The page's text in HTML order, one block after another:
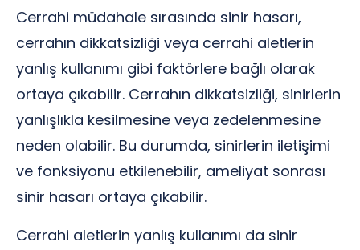
Cerrahi müdahale sırasında sinir hasarı,
cerrahın dikkatsizliği veya cerrahi aletlerin
yanlış kullanımı gibi faktörlere bağlı olarak
ortaya çıkabilir. Cerrahın dikkatsizliği, sinirlerin
yanlışlıkla kesilmesine veya zedelenmesine
neden olabilir. Bu durumda, sinirlerin iletişimi
ve fonksiyonu etkilenebilir, ameliyat sonrası
sinir hasarı ortaya çıkabilir.
Cerrahi aletlerin yanlış kullanımı da sinir